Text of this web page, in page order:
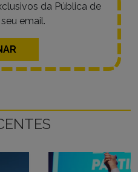
da Pública de
email.